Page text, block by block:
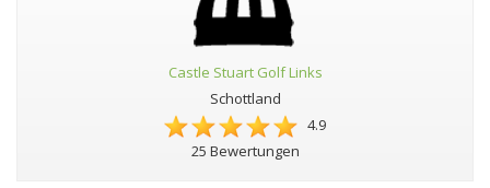
Castle Stuart Golf Links
Schottland
4.9
25 Bewertungen